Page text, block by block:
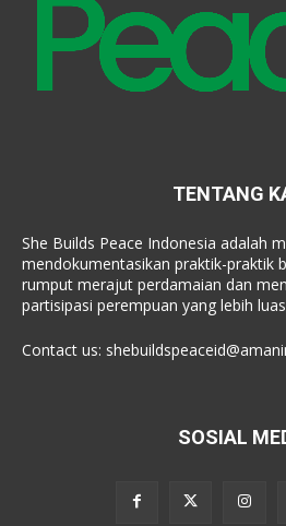
TENTANG
She Builds Peace Indonesia adalah
mendokumentasikan praktik-praktik
rumput merajut perdamaian dan
partisipasi perempuan yang lebih
Contact us:
SOSIAL